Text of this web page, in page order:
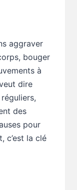
aggraver
bouger
à
dire
des
pour
c’est la clé